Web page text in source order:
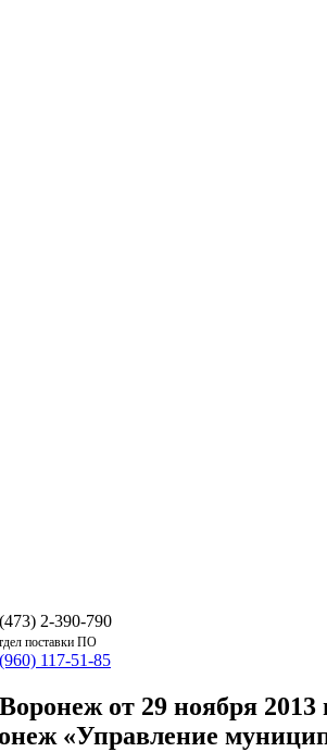
2-390-790
поставки ПО
117-51-85
от 29 ноября
«Управление